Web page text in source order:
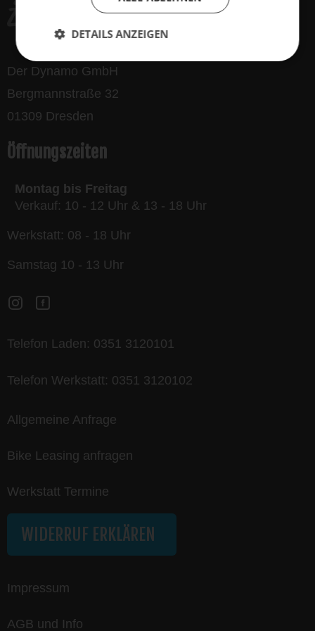
Der Dynamo GmbH
Bergmannstraße 32
01309 Dresden
Öffnungszeiten
Montag bis Freitag
Verkauf: 10 - 12 Uhr & 13 - 18 Uhr
Werkstatt: 08 - 18 Uhr
Samstag 10 - 13 Uhr
Telefon Laden: 0351 3120101
Telefon Werkstatt: 0351 3120102
Allgemeine Anfrage
Bike Leasing anfragen
Werkstatt Termine
WIDERRUF ERKLÄREN
Impressum
AGB und Info
DETAILS ANZEIGEN